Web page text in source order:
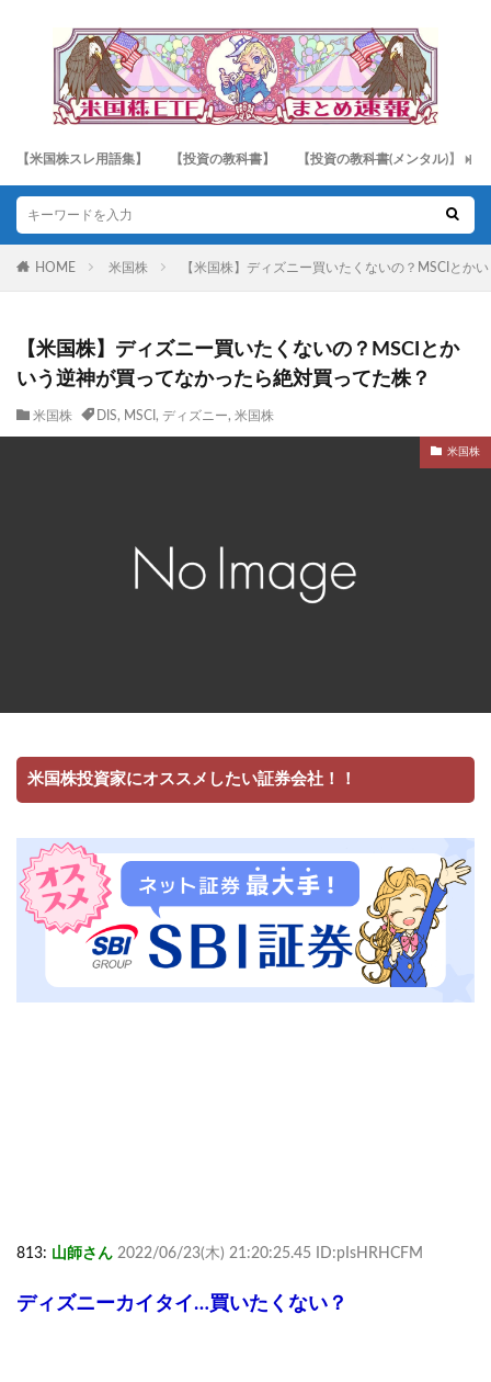
【米国株スレ用語集】 【投資の教科書】 【投資の教科書(メンタル)】
HOME 米国株 【米国株】ディズニー買いたくないの？MSCIとか
【米国株】ディズニー買いたくないの？MSCIとか
いう逆神が買ってなかったら絶対買ってた株？
米国株 DIS, MSCI , ディズニー, 米国株
米国株
米国株投資家にオススメしたい証券会社！！
813: 山師さん 2022/06/23(木) 21:20:25.45 ID:pIsHRHCFM
ディズニーカイタイ…買いたくない？